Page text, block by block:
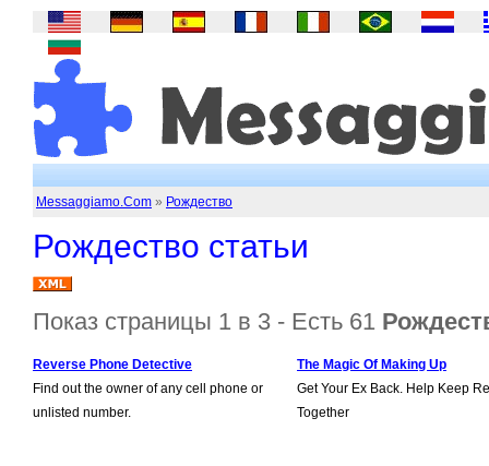
Messaggiamo.Com » Рождество
Рождество статьи
Показ страницы 1 в 3 - Есть 61
Reverse Phone Detective
Find out the owner of any cell phone or
unlisted number.
The Magic Of Making Up
Get Your Ex Back. Help Keep
Together